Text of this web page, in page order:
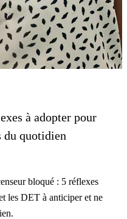
à adopter pour
du quotidien
bloqué : 5 réflexes
les DET à anticiper et ne